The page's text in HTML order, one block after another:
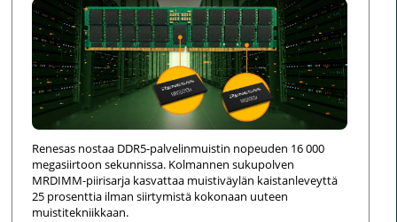
Renesas nostaa DDR5-palvelinmuistin nopeuden 16 000
megasiirtoon sekunnissa. Kolmannen sukupolven
MRDIMM-piirisarja kasvattaa muistiväylän kaistanleveyttä
25 prosenttia ilman siirtymistä kokonaan uuteen
muistitekniikkaan.